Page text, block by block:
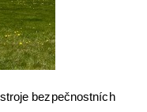
bezpečnostních